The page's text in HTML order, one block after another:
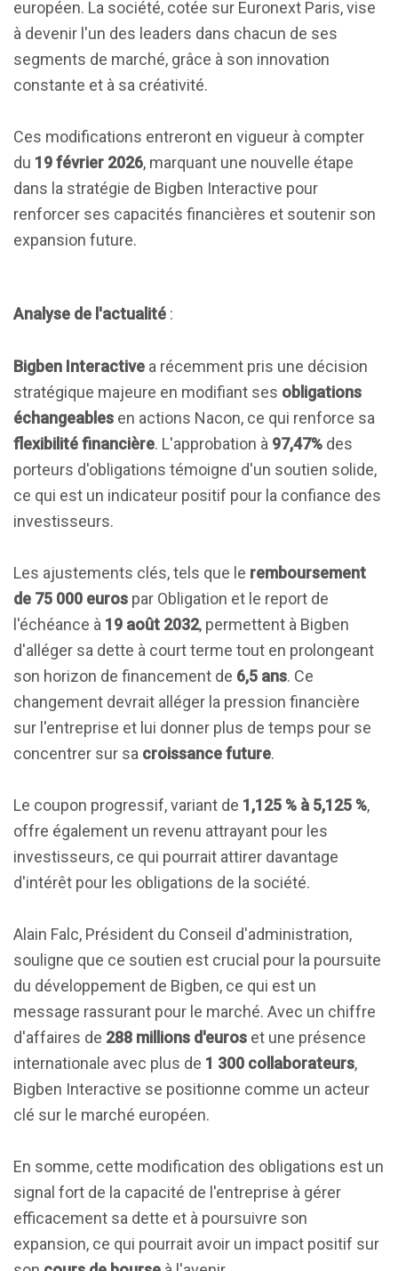
européen. La société, cotée sur Euronext Paris, vise
à devenir l'un des leaders dans chacun de ses
segments de marché, grâce à son innovation
constante et à sa créativité.
Ces modifications entreront en vigueur à compter
du 19 février 2026, marquant une nouvelle étape
dans la stratégie de Bigben Interactive pour
renforcer ses capacités financières et soutenir son
expansion future.
Analyse de l'actualité :
Bigben Interactive a récemment pris une décision
stratégique majeure en modifiant ses obligations
échangeables en actions Nacon, ce qui renforce sa
flexibilité financière. L'approbation à 97,47% des
porteurs d'obligations témoigne d'un soutien solide,
ce qui est un indicateur positif pour la confiance des
investisseurs.
Les ajustements clés, tels que le remboursement
de 75 000 euros par Obligation et le report de
l'échéance à 19 août 2032, permettent à Bigben
d'alléger sa dette à court terme tout en prolongeant
son horizon de financement de 6,5 ans. Ce
changement devrait alléger la pression financière
sur l'entreprise et lui donner plus de temps pour se
concentrer sur sa croissance future.
Le coupon progressif, variant de 1,125 % à 5,125 %,
offre également un revenu attrayant pour les
investisseurs, ce qui pourrait attirer davantage
d'intérêt pour les obligations de la société.
Alain Falc, Président du Conseil d'administration,
souligne que ce soutien est crucial pour la poursuite
du développement de Bigben, ce qui est un
message rassurant pour le marché. Avec un chiffre
d'affaires de 288 millions d'euros et une présence
internationale avec plus de 1 300 collaborateurs,
Bigben Interactive se positionne comme un acteur
clé sur le marché européen.
En somme, cette modification des obligations est un
signal fort de la capacité de l'entreprise à gérer
efficacement sa dette et à poursuivre son
expansion, ce qui pourrait avoir un impact positif sur